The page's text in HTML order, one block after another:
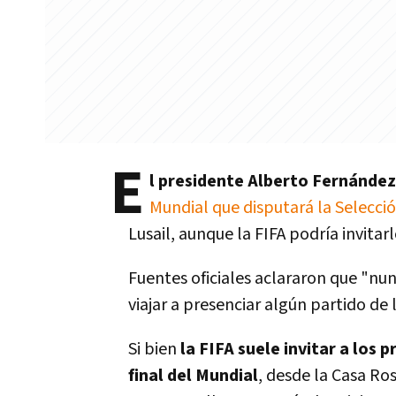
E l presidente Alberto
Mundial que disputará la
Lusail, aunque la FIFA podría
Fuentes oficiales aclararon que
viajar a presenciar algún partido de
Si bien la FIFA suele invitar a los
final del Mundial, desde la Casa